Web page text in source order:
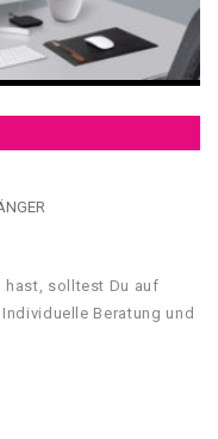
hast, solltest Du auf
Beratung und